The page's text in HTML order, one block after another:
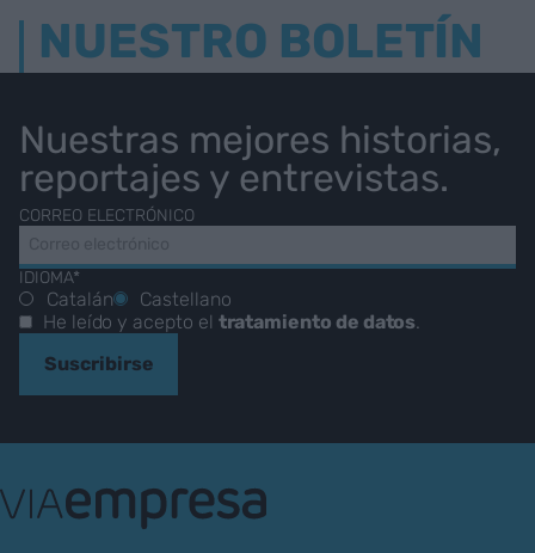
NUESTRO BOLETÍN
Nuestras mejores historias,
reportajes y entrevistas.
CORREO ELECTRÓNICO
IDIOMA*
Catalán
Castellano
He leído y acepto el tratamiento de datos.
Suscribirse